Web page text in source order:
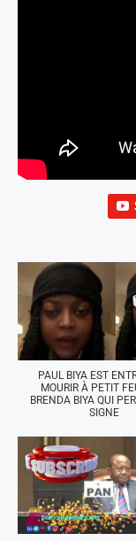
PAUL BIYA EST
MOURIR À PETIT
BRENDA BIYA QUI
SIGNE